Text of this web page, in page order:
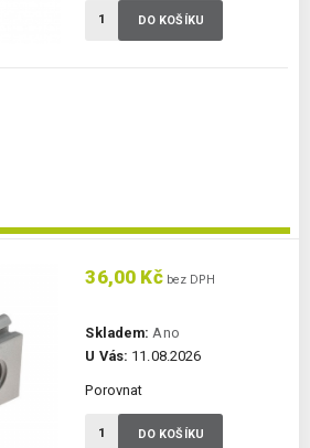
DO KOŠÍKU
36,00 Kčbez DPH
Skladem: Ano
U Vás: 11.08.2026
Porovnat
DO KOŠÍKU